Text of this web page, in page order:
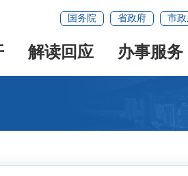
国务院 省政府 市
解读回应 办事服务